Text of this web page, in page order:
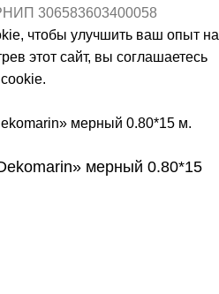
306583603400058
чтобы улучшить ваш опыт на
этот сайт, вы соглашаетесь
мерный 0.80*15